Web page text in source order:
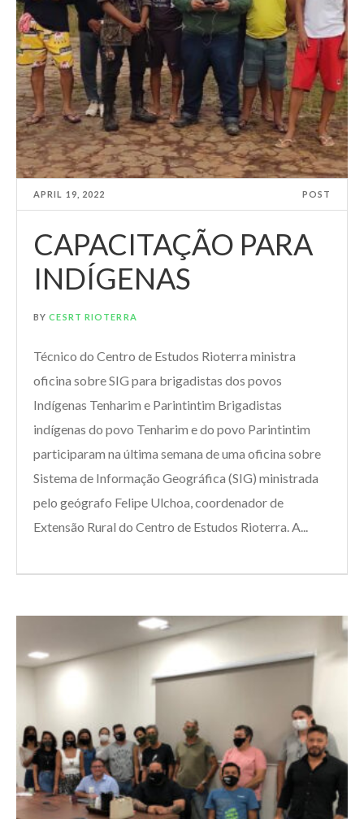
APRIL 19, 2022 POST
CAPACITAÇÃO PARA
INDÍGENAS
BYCESRT RIOTERRA
Técnico do Centro de Estudos Rioterra ministra
oficina sobre SIG para brigadistas dos povos
Indígenas Tenharim e Parintintim Brigadistas
indígenas do povo Tenharim e do povo Parintintim
participaram na última semana de uma oficina sobre
Sistema de Informação Geográfica (SIG) ministrada
pelo geógrafo Felipe Ulchoa, coordenador de
Extensão Rural do Centro de Estudos Rioterra. A...